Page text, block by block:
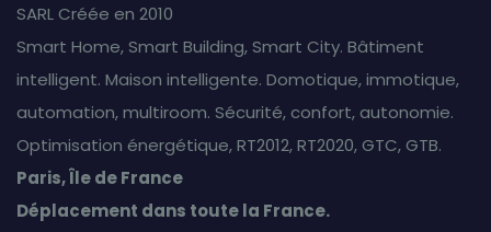
SARL Créée en 2010
Smart Home, Smart Building, Smart City. Bâtiment
intelligent. Maison intelligente. Domotique, immotique,
automation, multiroom. Sécurité, confort, autonomie.
Optimisation énergétique, RT2012, RT2020, GTC, GTB.
Paris, Île de France
Déplacement dans toute la France.